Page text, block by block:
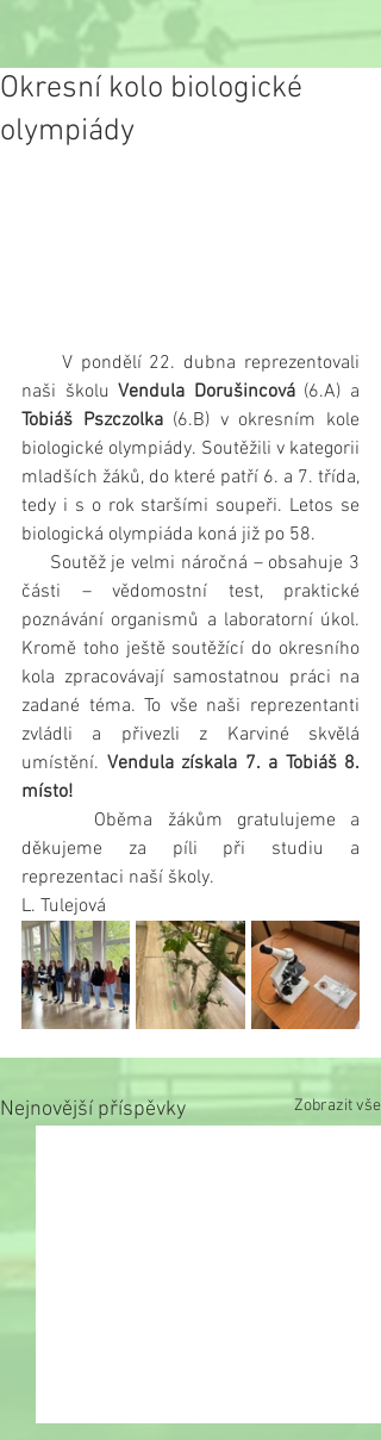
Okresní kolo biologické
olympiády
naši školu Vendula Dorušincová
Tobiáš Pszczolka (6.B) v okresním kole
biologické olympiády. Soutěžili v kategorii
mladších žáků, do které patří 6. a 7. třída,
tedy i s o rok staršími soupeři. Letos se
biologická olympiáda koná již po 58.
části – vědomostní test, praktické
poznávání organismů a laboratorní úkol.
Kromě toho ještě soutěžící do okresního
kola zpracovávají samostatnou práci na
zadané téma. To vše naši reprezentanti
zvládli a přivezli z Karviné skvělá
umístění. Vendula získala 7. a Tobiáš 8.
místo!
děkujeme za píli při studiu a
reprezentaci naší školy.
L. Tulejová
Nejnovější příspěvky Zobrazit vše